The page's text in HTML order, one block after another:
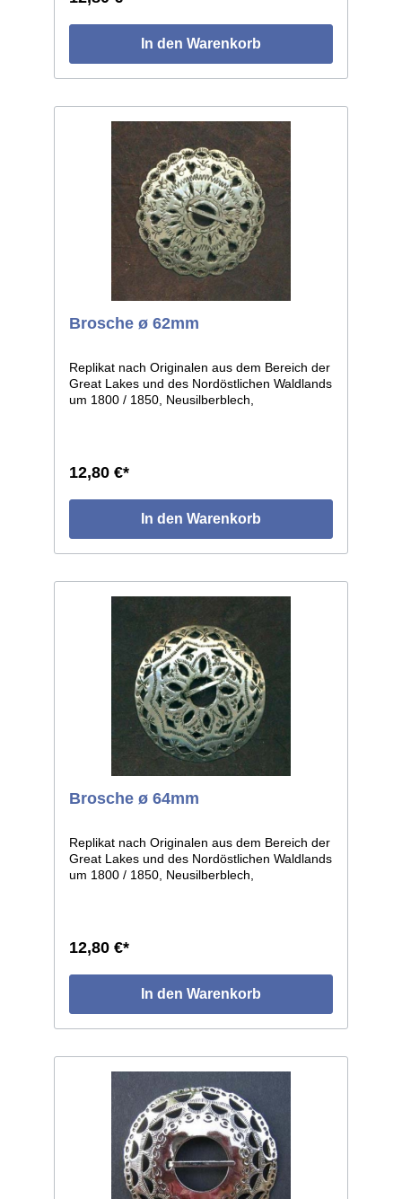
In den Warenkorb
Brosche ø 62mm
Replikat nach Originalen aus dem Bereich der
Great Lakes und des Nordöstlichen Waldlands
um 1800 / 1850, Neusilberblech,
Handarbeit gefertigt. Größe: ø ca.62mm.
12,80 €*
In den Warenkorb
Brosche ø 64mm
Replikat nach Originalen aus dem Bereich der
Great Lakes und des Nordöstlichen Waldlands
um 1800 / 1850, Neusilberblech,
Handarbeit gefertigt. Größe: ø ca.64mm.
12,80 €*
In den Warenkorb